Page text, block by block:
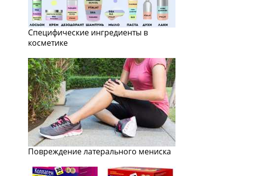
Специфические ингредиенты в
косметике
Повреждение латерального мениска